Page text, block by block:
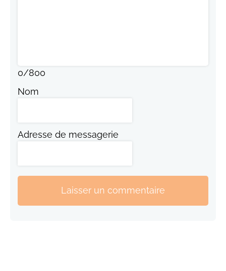
0/800
Nom
Adresse de messagerie
Laisser un commentaire